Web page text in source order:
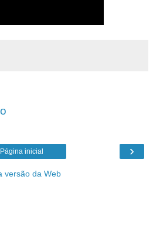
›
Página inicial
versão da Web